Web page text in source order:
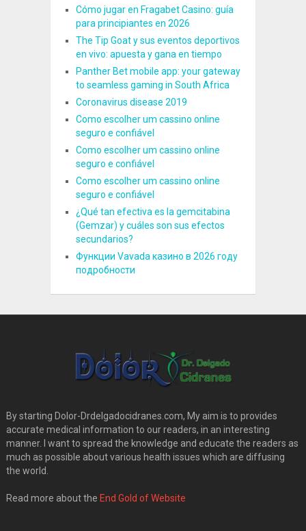
Cómo jugar en Fragabet Casino: guía
para principiantes en 2026
The Tip Goat y sus eventos deportivos
en vivo: apuesta y gana en tiempo
Panther Bet mobile app: your gateway
to seamless gaming in South Africa
Coronavirus disease 2019
Como escolher um cassino online
seguro e confiável
Como escolher um cassino online
seguro e confiável
Como escolher um cassino online
seguro e confiável
¿Qué tan efectiva es la gemcitabina
(Gemzar) y cuáles son sus efectos
secundarios?
Функции Vavada казино в 2026 году
подробности
By starting Dolor-Drdelgadocidranes.com, My aim is to provides
accurate medical information to our readers, in an interesting
manner. I want to spread the knowledge and educate the readers as
much as possible about various health issues which are diffusing
the world.
Read more about the End Gold of Website